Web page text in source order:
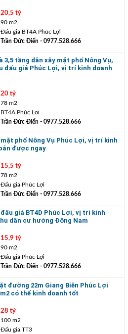
20,5 tỷ
90 m2
Đấu giá BT4A Phúc Lợi
Trần Đức Điển- 0977.528.666
3,5 tầng dân xây mặt phố Nông Vụ,
đấu giá Phúc Lợi, vị trí kinh doanh
20 tỷ
78 m2
BT4A Phúc Lợi
Trần Đức Điển- 0977.528.666
mặt phố Nông Vụ Phúc Lợi, vị trí kinh
được ngay
15,5 tỷ
78 m2
Đấu giá Phúc Lợi
Trần Đức Điển- 0977.528.666
giá BT4D Phúc Lợi, vị trí kinh
dân cư hướng Đông Nam
15,9 tỷ
90 m2
Đấu giá Phúc Lợi
Trần Đức Điển- 0977.528.666
đường 22m Giang Biên Phúc Lợi
có thể kinh doanh tốt
28 tỷ
100 m2
Đấu giá TT3